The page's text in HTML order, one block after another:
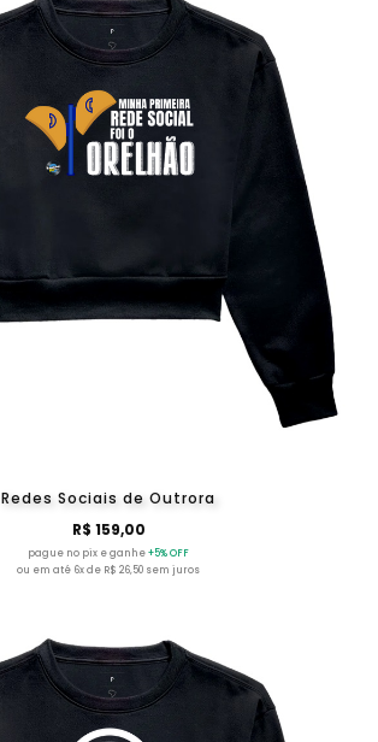
Redes Sociais de Outrora
R$ 159,00
pague no pix e ganhe+5% OFF
ou em até 6x de R$ 26,50 sem juros